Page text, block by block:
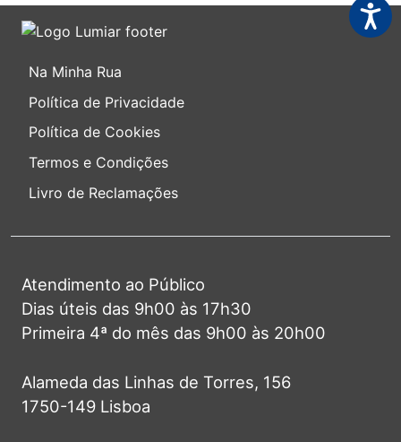
Na Minha Rua
Política de Privacidade
Política de Cookies
Termos e Condições
Livro de Reclamações
Atendimento ao Público
Dias úteis das 9h00 às 17h30
Primeira 4ª do mês das 9h00 às 20h00
Alameda das Linhas de Torres, 156
1750-149 Lisboa